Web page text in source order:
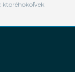
ktoréhokoľvek